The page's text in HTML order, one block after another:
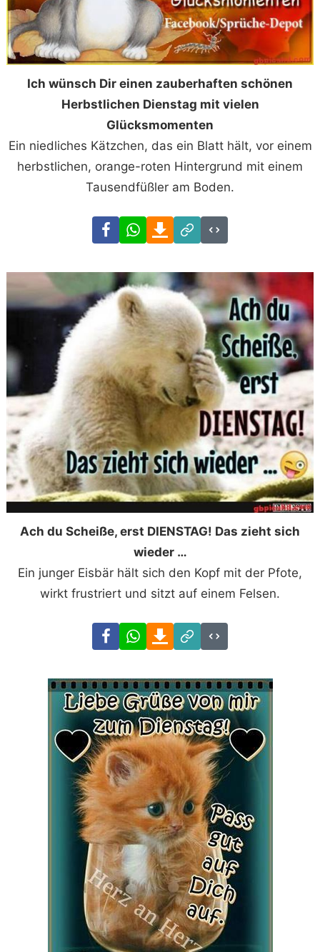
Ich wünsch Dir einen zauberhaften schönen
Herbstlichen Dienstag mit vielen
Glücksmomenten
Ein niedliches Kätzchen, das ein Blatt hält, vor einem
herbstlichen, orange-roten Hintergrund mit einem
Tausendfüßler am Boden.
FacebookWhatsAppDownload
Link
Code
Ach du Scheiße, erst DIENSTAG! Das zieht sich
wieder …
Ein junger Eisbär hält sich den Kopf mit der Pfote,
wirkt frustriert und sitzt auf einem Felsen.
FacebookWhatsAppDownload
Link
Code